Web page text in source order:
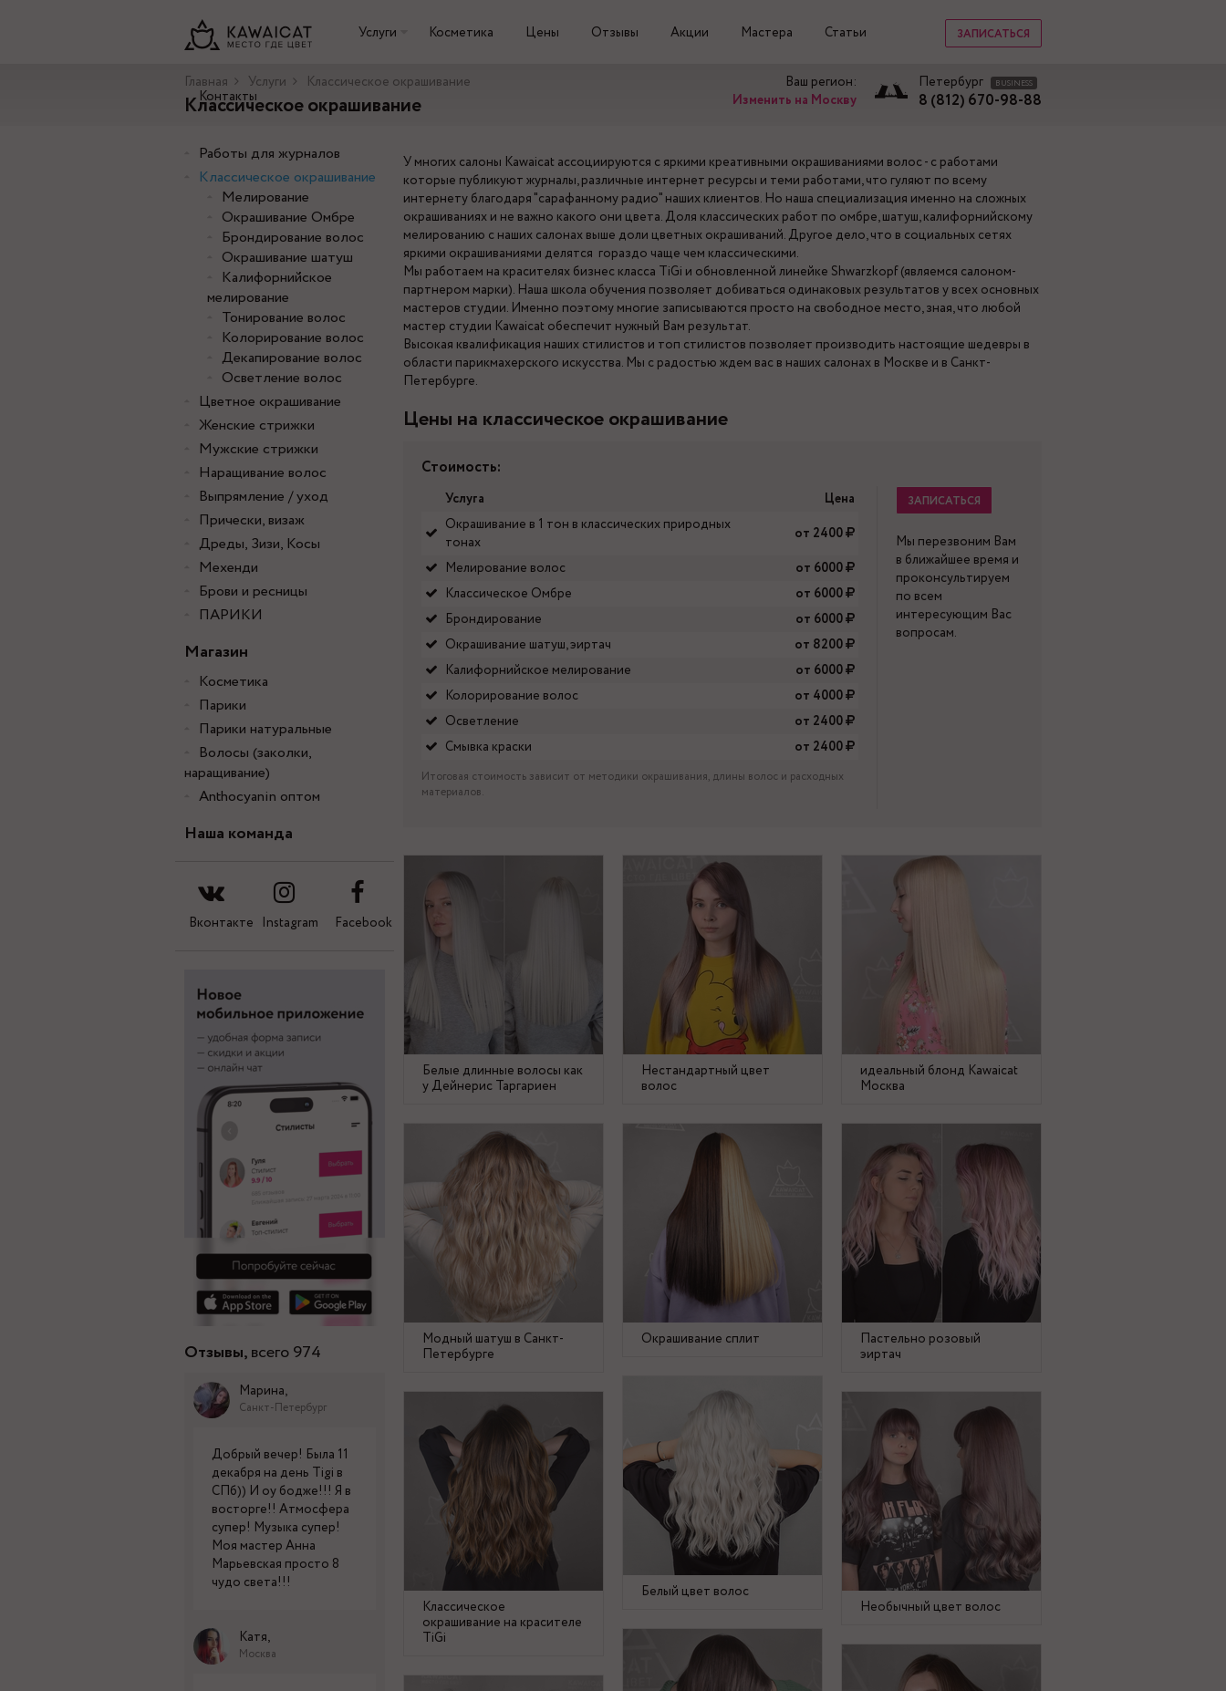
ЗАПИСАТЬСЯ
Услуги Косметика Цены Отзывы Акции Мастера Статьи
Контакты
Ваш регион:
Изменить на Москву
Петербург BUSINESS
8 (812) 670-98-88
Главная Услуги Классическое окрашивание
Классическое окрашивание
Работы для журналов
Классическое окрашивание
Мелирование
Окрашивание Омбре
Брондирование волос
Окрашивание шатуш
Калифорнийское
мелирование
Тонирование волос
Колорирование волос
Декапирование волос
Осветление волос
Цветное окрашивание
Женские стрижки
Мужские стрижки
Наращивание волос
Выпрямление / уход
Прически, визаж
Дреды, Зизи, Косы
Мехенди
Брови и ресницы
ПАРИКИ
Магазин
Косметика
Парики
Парики натуральные
Волосы (заколки,
наращивание)
Anthocyanin оптом
Наша команда
Вконтакте Instagram Facebook
Отзывы,всего 974
Марина,
Санкт-Петербург
Добрый вечер! Была 11
декабря на день Tigi в
СПб)) И оу бодже!!! Я в
восторге!! Атмосфера
супер! Музыка супер!
Моя мастер Анна
Марьевская просто 8
чудо света!!!
Катя,
Москва
У многих салоны Kawaicat ассоциируются с яркими креативными окрашиваниями волос - с работами
которые публикуют журналы, различные интернет ресурсы и теми работами, что гуляют по всему
интернету благодаря "сарафанному радио" наших клиентов. Но наша специализация именно на сложных
окрашиваниях и не важно какого они цвета. Доля классических работ по омбре, шатуш, калифорнийскому
мелированию с наших салонах выше доли цветных окрашиваний. Другое дело, что в социальных сетях
яркими окрашиваниями делятся гораздо чаще чем классическими.
Мы работаем на красителях бизнес класса TiGi и обновленной линейке Shwarzkopf (являемся салоном-
партнером марки). Наша школа обучения позволяет добиваться одинаковых результатов у всех основных
мастеров студии. Именно поэтому многие записываются просто на свободное место, зная, что любой
мастер студии Kawaicat обеспечит нужный Вам результат.
Высокая квалификация наших стилистов и топ стилистов позволяет производить настоящие шедевры в
области парикмахерского искусства. Мы с радостью ждем вас в наших салонах в Москве и в Санкт-
Петербурге.
Цены на классическое окрашивание
Стоимость:
Услуга
Цена
Окрашивание в 1 тон в классических природных
тонах
от 2400
Мелирование волос
от 6000
Классическое Омбре
от 6000
Брондирование
от 6000
Окрашивание шатуш, эиртач
от 8200
Калифорнийское мелирование
от 6000
Колорирование волос
от 4000
Осветление
от 2400
Смывка краски
от 2400
Итоговая стоимость зависит от методики окрашивания, длины волос и расходных
материалов.
ЗАПИСАТЬСЯ
Мы перезвоним Вам
в ближайшее время и
проконсультируем
по всем
интересующим Вас
вопросам.
Белые длинные волосы как
у Дейнерис Таргариен
Нестандартный цвет
волос
идеальный блонд Kawaicat
Москва
Модный шатуш в Санкт-
Петербурге
Окрашивание сплит
Пастельно розовый
эиртач
Белый цвет волос
Классическое
окрашивание на красителе
TiGi
Необычный цвет волос